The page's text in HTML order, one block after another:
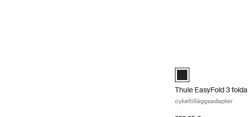
Thule EasyFold 3
Thule EasyFold 3
cykeltilläggsadapter